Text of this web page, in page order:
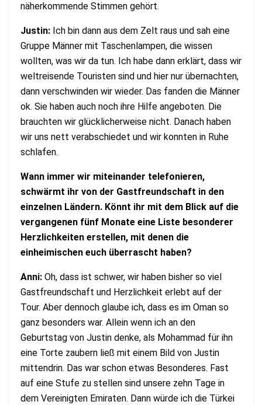
näherkommende Stimmen gehört.
Justin: Ich bin dann aus dem Zelt raus und sah eine
Gruppe Männer mit Taschenlampen, die wissen
wollten, was wir da tun. Ich habe dann erklärt, dass wir
weltreisende Touristen sind und hier nur übernachten,
dann verschwinden wir wieder. Das fanden die Männer
ok. Sie haben auch noch ihre Hilfe angeboten. Die
brauchten wir glücklicherweise nicht. Danach haben
wir uns nett verabschiedet und wir konnten in Ruhe
schlafen.
Wann immer wir miteinander telefonieren,
schwärmt ihr von der Gastfreundschaft in den
einzelnen Ländern. Könnt ihr mit dem Blick auf die
vergangenen fünf Monate eine Liste besonderer
Herzlichkeiten erstellen, mit denen die
einheimischen euch überrascht haben?
Anni: Oh, dass ist schwer, wir haben bisher so viel
Gastfreundschaft und Herzlichkeit erlebt auf der
Tour. Aber dennoch glaube ich, dass es im Oman so
ganz besonders war. Allein wenn ich an den
Geburtstag von Justin denke, als Mohammad für ihn
eine Torte zaubern ließ mit einem Bild von Justin
mittendrin. Das war schon etwas Besonderes. Fast
auf eine Stufe zu stellen sind unsere zehn Tage in
dem Vereinigten Emiraten. Dann würde ich die Türkei